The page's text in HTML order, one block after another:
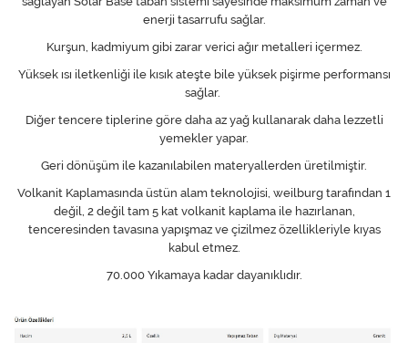
enerji tasarrufu sağlar.
Kurşun, kadmiyum gibi zarar verici ağır metalleri içermez.
Yüksek ısı iletkenliği ile kısık ateşte bile yüksek pişirme performansı
sağlar.
Diğer tencere tiplerine göre daha az yağ kullanarak daha lezzetli
yemekler yapar.
Geri dönüşüm ile kazanılabilen materyallerden üretilmiştir.
Volkanit Kaplamasında üstün alam teknolojisi, weilburg tarafından 1
değil, 2 değil tam 5 kat volkanit kaplama ile hazırlanan,
tenceresinden tavasına yapışmaz ve çizilmez özellikleriyle kıyas
kabul etmez.
70.000 Yıkamaya kadar dayanıklıdır.